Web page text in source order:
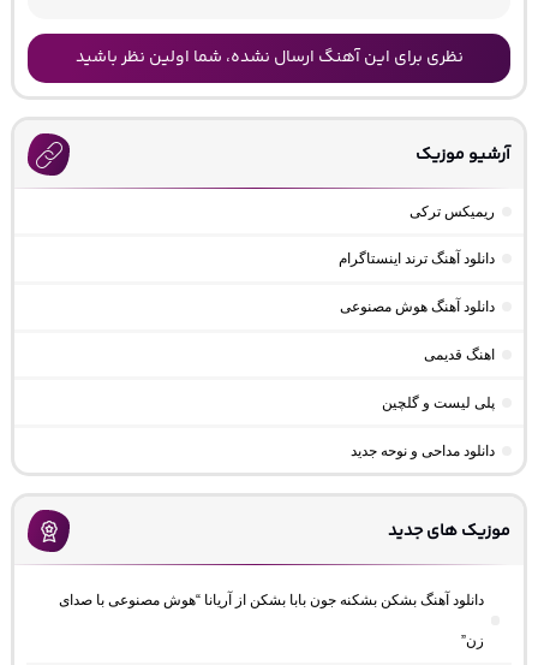
نظری برای این آهنگ ارسال نشده، شما اولین نظر باشید
آرشیو موزیک
ریمیکس ترکی
دانلود آهنگ ترند اینستاگرام
دانلود آهنگ هوش مصنوعی
اهنگ قدیمی
پلی لیست و گلچین
دانلود مداحی و نوحه جدید
موزیک های جدید
دانلود آهنگ بشکن بشکنه جون بابا بشکن از آریانا “هوش مصنوعی با صدای
زن”